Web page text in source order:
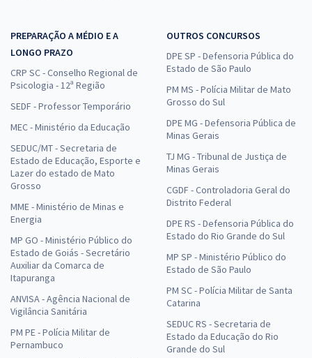
PREPARAÇÃO A MÉDIO E A
LONGO PRAZO
CRP SC - Conselho Regional de
Psicologia - 12ª Região
SEDF - Professor Temporário
MEC - Ministério da Educação
SEDUC/MT - Secretaria de
Estado de Educação, Esporte e
Lazer do estado de Mato
Grosso
MME - Ministério de Minas e
Energia
MP GO - Ministério Público do
Estado de Goiás - Secretário
Auxiliar da Comarca de
Itapuranga
ANVISA - Agência Nacional de
Vigilância Sanitária
PM PE - Polícia Militar de
Pernambuco
OUTROS CONCURSOS
DPE SP - Defensoria Pública do
Estado de São Paulo
PM MS - Polícia Militar de Mato
Grosso do Sul
DPE MG - Defensoria Pública de
Minas Gerais
TJ MG - Tribunal de Justiça de
Minas Gerais
CGDF - Controladoria Geral do
Distrito Federal
DPE RS - Defensoria Pública do
Estado do Rio Grande do Sul
MP SP - Ministério Público do
Estado de São Paulo
PM SC - Polícia Militar de Santa
Catarina
SEDUC RS - Secretaria de
Estado da Educação do Rio
Grande do Sul